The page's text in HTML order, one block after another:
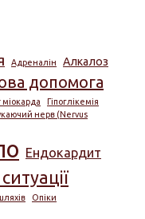
Адреналін Алкалоз
допомога
міокарда
Гіпоглікемія
нерв (Nervus
Ендокардит
Опіки